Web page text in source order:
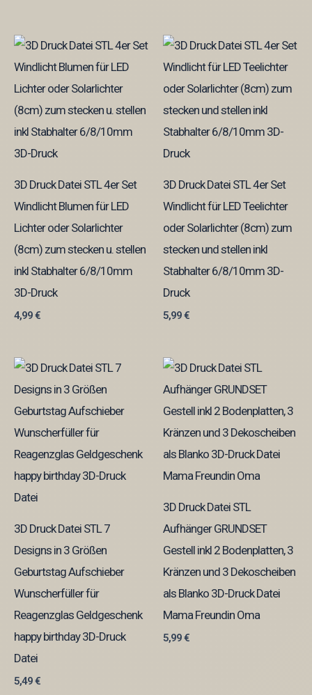
3D Druck Datei STL 4er Set
Windlicht Blumen für LED
Lichter oder Solarlichter
(8cm) zum stecken u. stellen
inkl Stabhalter 6/8/10mm
3D-Druck
4,99€
3D Druck Datei STL 4er Set
Windlicht für LED Teelichter
oder Solarlichter (8cm) zum
stecken und stellen inkl
Stabhalter 6/8/10mm 3D-
Druck
5,99€
3D Druck Datei STL 7
Designs in 3 Größen
Geburtstag Aufschieber
Wunscherfüller für
Reagenzglas Geldgeschenk
happy birthday 3D-Druck
Datei
5,49€
3D Druck Datei STL
Aufhänger GRUNDSET
Gestell inkl 2 Bodenplatten, 3
Kränzen und 3 Dekoscheiben
als Blanko 3D-Druck Datei
Mama Freundin Oma
5,99€